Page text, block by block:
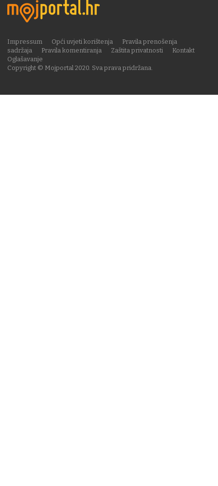
Copyright © Mojportal 2020. Sva prava pridržana.
Impressum Opći uvjeti korištenja
Pravila prenošenja
sadržaja
Pravila komentiranja Zaštita privatnosti
Kontakt
Oglašavanje